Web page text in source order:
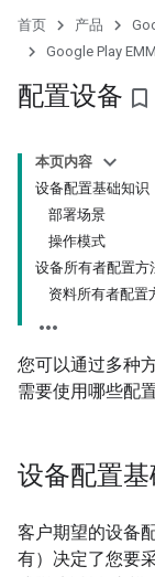
首页 产品
Google Play
配置设备 bookmark_border
本页内容
设备配置基础知识
部署场景
操作模式
设备所有者配置方
资料所有者配置
您可以通过多种
需要使用哪些配
设备配置
客户期望的设备
有）决定了您要